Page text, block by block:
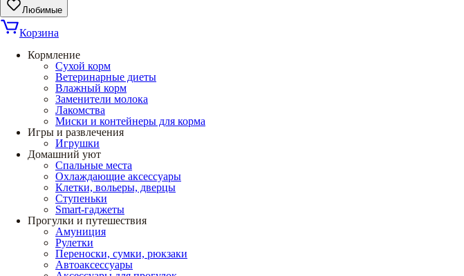
Любимые
Корзина
Кормление
Сухой корм
Ветеринарные диеты
Влажный корм
Заменители молока
Лакомства
Миски и контейнеры для корма
Игры и развлечения
Игрушки
Домашний уют
Спальные места
Охлаждающие аксессуары
Клетки, вольеры, дверцы
Ступеньки
Smart-гаджеты
Прогулки и путешествия
Амуниция
Рулетки
Переноски, сумки, рюкзаки
Автоаксессуары